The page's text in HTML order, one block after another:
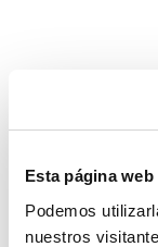
Esta página
Podemos
nuestros